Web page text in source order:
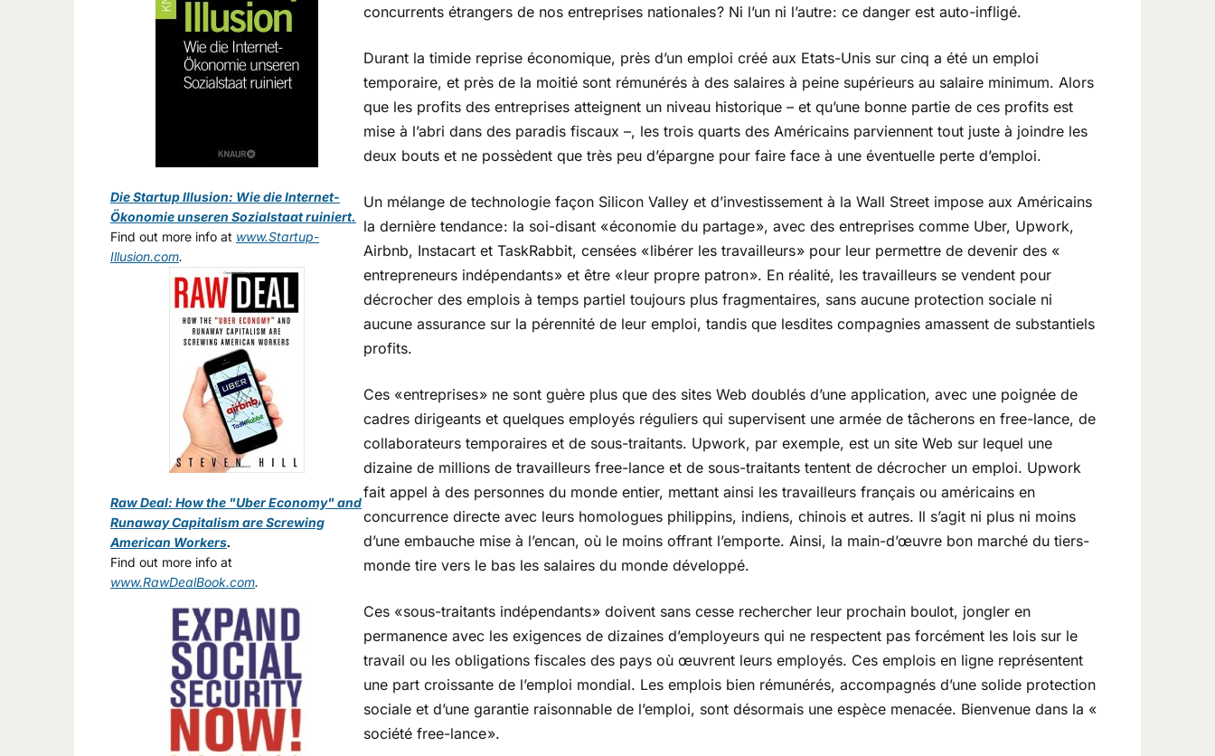
concurrents étrangers de nos entreprises nationales ? Ni l’un ni l’autre : ce danger est auto-infligé.
Durant la timide reprise économique, près d’un emploi créé aux Etats-Unis sur cinq a été un emploi
temporaire, et près de la moitié sont rémunérés à des salaires à peine supérieurs au salaire minimum. Alors
que les profits des entreprises atteignent un niveau historique – et qu’une bonne partie de ces profits est
mise à l’abri dans des paradis fiscaux –, les trois quarts des Américains parviennent tout juste à joindre les
deux bouts et ne possèdent que très peu d’épargne pour faire face à une éventuelle perte d’emploi.
Un mélange de technologie façon Silicon Valley et d’investissement à la Wall Street impose aux Américains
la dernière tendance : la soi-disant « économie du partage », avec des entreprises comme Uber, Upwork,
Airbnb, Instacart et TaskRabbit, censées « libérer les travailleurs » pour leur permettre de devenir des «
entrepreneurs indépendants » et être « leur propre patron ». En réalité, les travailleurs se vendent pour
décrocher des emplois à temps partiel toujours plus fragmentaires, sans aucune protection sociale ni
aucune assurance sur la pérennité de leur emploi, tandis que lesdites compagnies amassent de substantiels
profits.
Ces « entreprises » ne sont guère plus que des sites Web doublés d’une application, avec une poignée de
cadres dirigeants et quelques employés réguliers qui supervisent une armée de tâcherons en free-lance, de
collaborateurs temporaires et de sous-traitants. Upwork, par exemple, est un site Web sur lequel une
dizaine de millions de travailleurs free-lance et de sous-traitants tentent de décrocher un emploi. Upwork
fait appel à des personnes du monde entier, mettant ainsi les travailleurs français ou américains en
concurrence directe avec leurs homologues philippins, indiens, chinois et autres. Il s’agit ni plus ni moins
d’une embauche mise à l’encan, où le moins offrant l’emporte. Ainsi, la main-d’œuvre bon marché du tiers-
monde tire vers le bas les salaires du monde développé.
Ces « sous-traitants indépendants » doivent sans cesse rechercher leur prochain boulot, jongler en
permanence avec les exigences de dizaines d’employeurs qui ne respectent pas forcément les lois sur le
travail ou les obligations fiscales des pays où œuvrent leurs employés. Ces emplois en ligne représentent
une part croissante de l’emploi mondial. Les emplois bien rémunérés, accompagnés d’une solide protection
sociale et d’une garantie raisonnable de l’emploi, sont désormais une espèce menacée. Bienvenue dans la «
société free-lance ».
Die Startup Illusion: Wie die Internet-
Ökonomie unseren Sozialstaat ruiniert.
Find out more info at www.Startup-
Illusion.com.
Raw Deal: How the "Uber Economy" and
Runaway Capitalism are Screwing
American Workers.
Find out more info at
www.RawDealBook.com.